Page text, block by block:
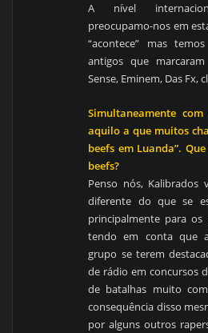
A nível
preocupamo-nos em
“acontece” mas
antigos que
Sense, Eminem, Das Fx,
Simultaneamente
aquilo a que muitos
beefs em Luanda”.
beefs?
Penso nós,
diferente do que se
principalmente para
tendo em conta que
grupo se terem
de rádio em concursos
de batalhas muito
consequência disso
por alguns outros